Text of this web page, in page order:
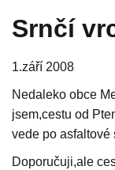
Srnčí
1.září 2008
Nedaleko obce
jsem,cestu od
vede po asfaltové
Doporučuji,ale